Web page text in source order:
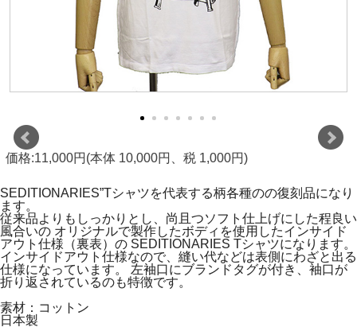
価格:11,000円(本体 10,000円、税 1,000円)
SEDITIONARIES”Tシャツを代表する柄各種のの復刻品になり
ます。
従来品よりもしっかりとし、尚且つソフト仕上げにした程良い
風合いの オリジナルで製作したボディを使用したインサイド
アウト仕様（裏表）の SEDITIONARIES Tシャツになります。
インサイドアウト仕様なので、縫い代などは表側にわざと出る
仕様になっています。 左袖口にブランドタグが付き、袖口が
折り返されているのも特徴です。
素材：コットン
日本製